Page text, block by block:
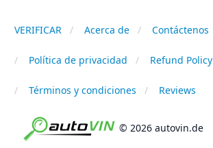
VERIFICAR Acerca de Contáctenos
Política de privacidad Refund Policy
Términos y condiciones Reviews
© 2026 autovin.de